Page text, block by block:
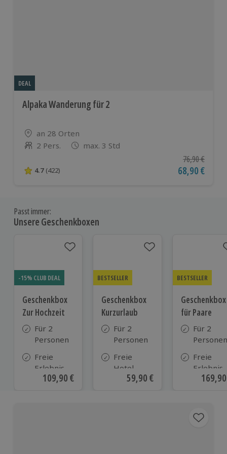
DEAL
Alpaka Wanderung für 2
Standort
an 28 Orten
Anzahl der Teilnehmer
2 Pers. max. 3 Std
4.7 von 5 Sternen basierend auf 422 Bewertungen
4.7 (422)
76,90 €
Aktueller
68,90 €
Passt immer:
Unsere Geschenkboxen
-15% CLUB DEAL
Geschenkbox
Zur Hochzeit
Für 2
Personen
Freie
Erlebnis-
Auswahl
Aktueller Preis
109,90 €
BESTSELLER
Geschenkbox
Kurzurlaub
Für 2
Personen
Freie
Hotel-
Auswahl
Aktueller Preis
59,90 €
BESTSELLER
Geschenkbox
für Paare
Für 2
Personen
Freie
Erlebnis-
Auswahl